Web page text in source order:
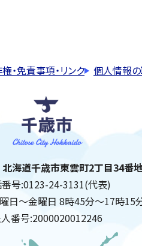
・免責事項・リンク 個人情報
千歳市
北海道千歳市東雲町2丁目34番
号:0123-24-3131(代表)
日～金曜日 8時45分～17時15
番号:2000020012246